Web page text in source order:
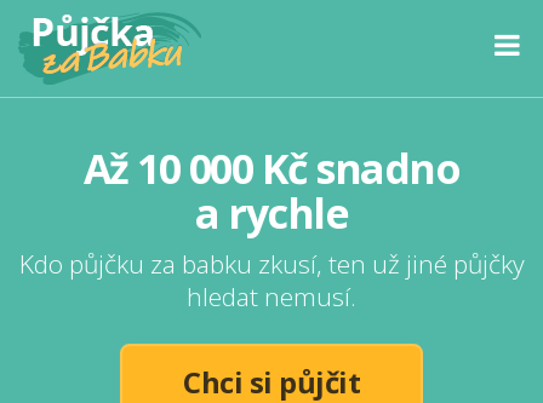
Až 10 000 Kč snadno
a rychle
Kdo půjčku za babku zkusí, ten už jiné půjčky
hledat nemusí.
Chci si půjčit